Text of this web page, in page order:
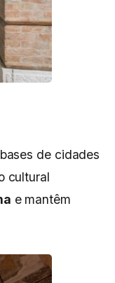
de cidades
cultural
e mantêm